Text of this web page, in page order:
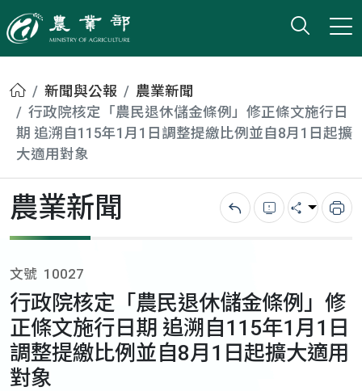
農業部
打開
小版
首頁新聞與公報
農業新聞
行政院核定「農民退休儲金條例」修正條文施行日
期 追溯自115年1月1日調整提繳比例並自8月1日起擴
大適用對象
農業新聞 回上一頁錯誤回報
分享 列
文號 10027
行政院核定「農民退休儲金條例」修
正條文施行日期 追溯自115年1月1日
調整提繳比例並自8月1日起擴大適用
對象